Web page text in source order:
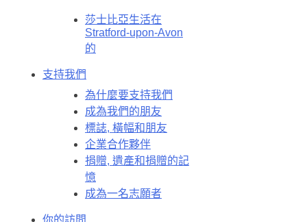
莎士比亞生活在
Stratford-upon-Avon
的
支持我們
為什麼要支持我們
成為我們的朋友
標誌, 橫幅和朋友
企業合作夥伴
捐贈, 遺產和捐贈的記
憶
成為一名志願者
你的訪問